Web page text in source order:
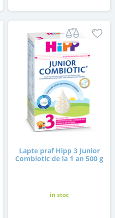
Lapte praf Hipp 3 Junior
Combiotic de la 1 an 500 g
in stoc